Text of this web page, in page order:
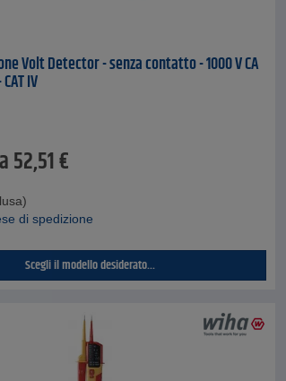
Volt Detector - senza contatto - 1000 V CA
IV
52,51€
di spedizione
Scegli il modello desiderato...